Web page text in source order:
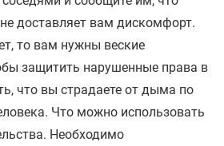
доставляет вам дискомфорт.
то вам нужны веские
защитить нарушенные права в
что вы страдаете от дыма по
Что можно использовать
Необходимо